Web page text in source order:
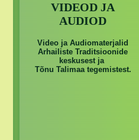
VIDEOD JA
AUDIOD
Video ja Audiomaterjalid
Arhailiste Traditsioonide
keskusest ja
Tõnu Talimaa tegemistest.